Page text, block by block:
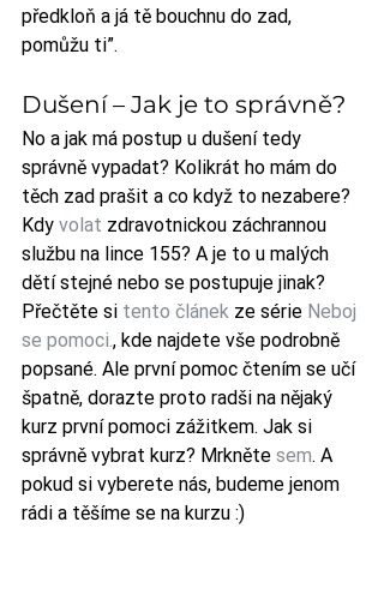
předkloň a já tě bouchnu do zad,
pomůžu ti”.
Dušení – Jak je to správně?
No a jak má postup u dušení tedy
správně vypadat? Kolikrát ho mám do
těch zad prašit a co když to nezabere?
Kdy volat zdravotnickou záchrannou
službu na lince 155? A je to u malých
dětí stejné nebo se postupuje jinak?
Přečtěte si tento článek ze série Neboj
se pomoci., kde najdete vše podrobně
popsané. Ale první pomoc čtením se učí
špatně, dorazte proto radši na nějaký
kurz první pomoci zážitkem. Jak si
správně vybrat kurz? Mrkněte sem. A
pokud si vyberete nás, budeme jenom
rádi a těšíme se na kurzu :)